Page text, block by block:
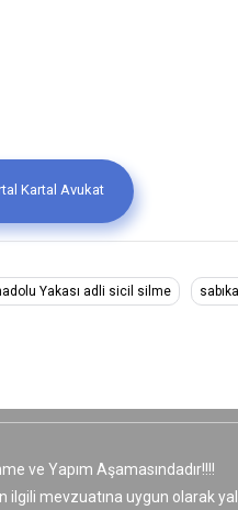
Kartal Avukat
Yakası adli sicil silme
ve Yapım Aşamasındadır!!!!
mevzuatına uygun olarak